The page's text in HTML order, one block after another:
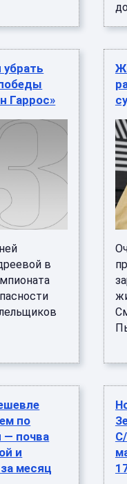
убрать
Гаррос»
в
по
— почва
и
месяц